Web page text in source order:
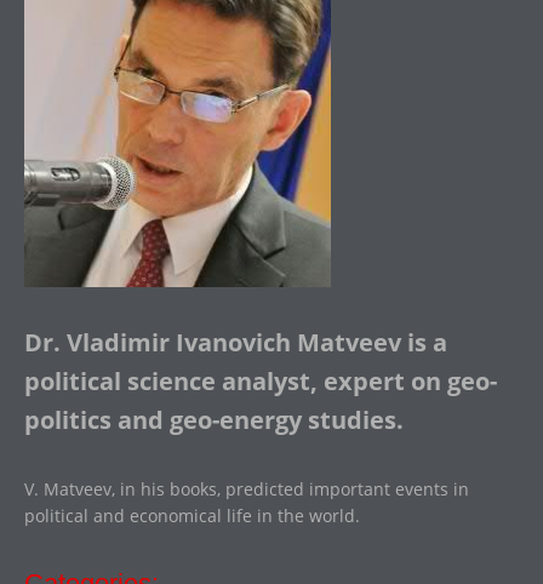
Dr. Vladimir Ivanovich Matveev is a
political science analyst, expert on geo-
politics and geo-energy studies.
V. Matveev, in his books, predicted important events in
political and economical life in the world.